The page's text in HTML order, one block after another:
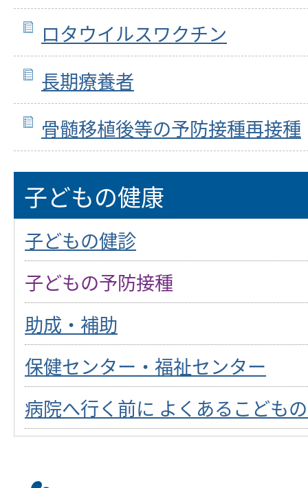
ロタウイルスワクチン
長期療養者
骨髄移植後等の予防接種再接種
子どもの健康
子どもの健診
子どもの予防接種
助成・補助
保健センター・福祉センター
病院へ行く前に よくあるこども